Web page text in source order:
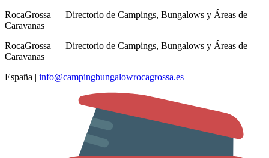
RocaGrossa — Directorio de Campings, Bungalows y Áreas de
Caravanas
RocaGrossa — Directorio de Campings, Bungalows y Áreas de
Caravanas
España | info@campingbungalowrocagrossa.es